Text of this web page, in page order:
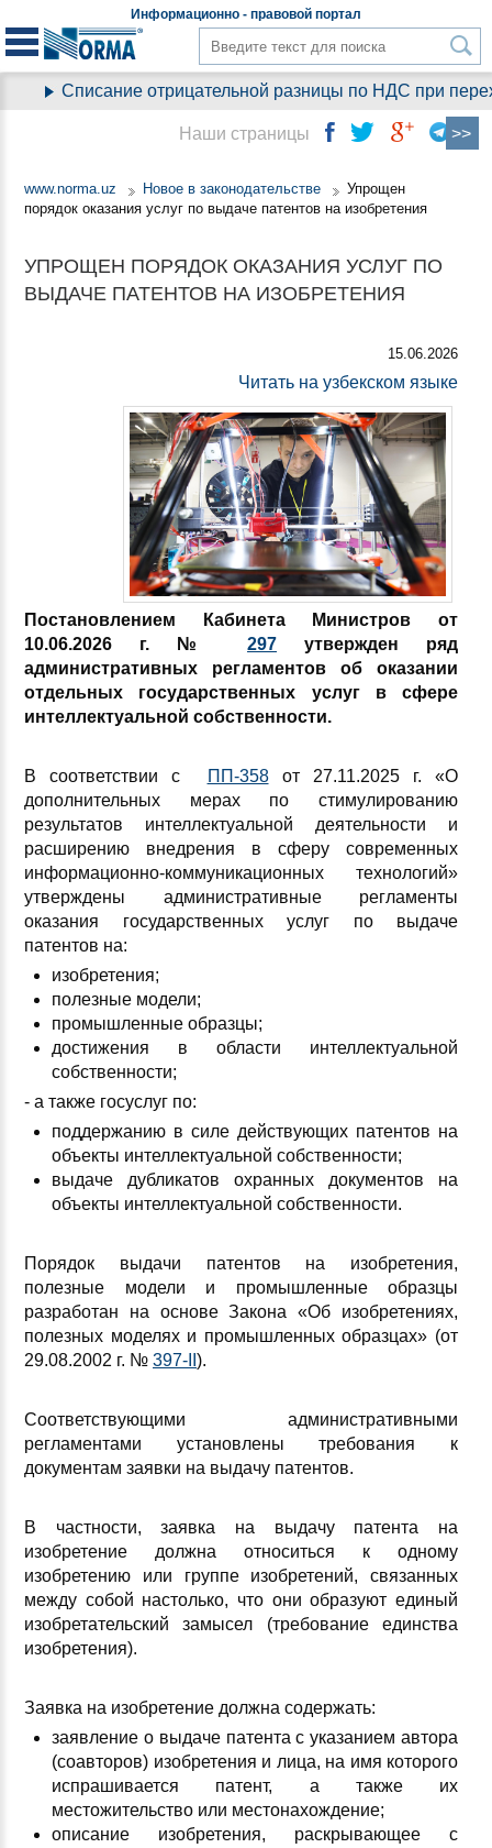
Информационно - правовой портал
Списание отрицательной разницы по НДС при
www.norma.uz Новое в законодательстве
Упрощен
порядок оказания услуг по выдаче патентов на изобретения
УПРОЩЕН ПОРЯДОК ОКАЗАНИЯ УСЛУГ ПО
ВЫДАЧЕ ПАТЕНТОВ НА ИЗОБРЕТЕНИЯ
15.06.2026
Читать на узбекском языке
Постановлением Кабинета Министров от
10.06.2026 г. №297 утвержден ряд
административных регламентов об оказании
отдельных государственных услуг в сфере
интеллектуальной собственности.
В соответствии с ПП-358от 27.11.2025 г. «О
дополнительных мерах по стимулированию
результатов интеллектуальной деятельности и
расширению внедрения в сферу современных
информационно-коммуникационных технологий»
утверждены административные регламенты
оказания государственных услуг по выдаче
патентов на:
изобретения;
полезные модели;
промышленные образцы;
достижения в области интеллектуальной
собственности;
- а также госуслуг по:
поддержанию в силе действующих патентов на
объекты интеллектуальной собственности;
выдаче дубликатов охранных документов на
объекты интеллектуальной собственности.
Порядок выдачи патентов на изобретения,
полезные модели и промышленные образцы
разработан на основе Закона «Об изобретениях,
полезных моделях и промышленных образцах» (от
29.08.2002 г. № 397-II ).
Соответствующими административными
регламентами установлены требования к
документам заявки на выдачу патентов.
В частности, заявка на выдачу патента на
изобретение должна относиться к одному
изобретению или группе изобретений, связанных
между собой настолько, что они образуют единый
изобретательский замысел (требование единства
изобретения).
Заявка на изобретение должна содержать:
заявление о выдаче патента с указанием автора
(соавторов) изобретения и лица, на имя которого
испрашивается патент, а также их
местожительство или местонахождение;
описание изобретения, раскрывающее с
Наши страницы